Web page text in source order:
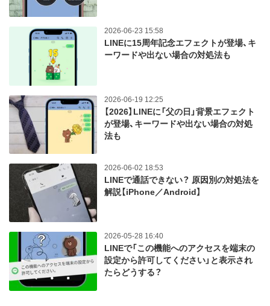
2026-06-23 15:58
LINEに15周年記念エフェクトが登場、キ
ーワードや出ない場合の対処法も
2026-06-19 12:25
【2026】LINEに「父の日」背景エフェクト
が登場、キーワードや出ない場合の対処
法も
2026-06-02 18:53
LINEで通話できない？ 原因別の対処法を
解説【iPhone／Android】
2026-05-28 16:40
LINEで「この機能へのアクセスを端末の
設定から許可してください」と表示され
たらどうする？